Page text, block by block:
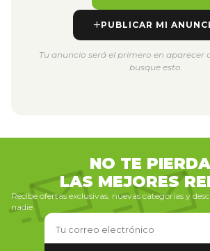
PUBLICAR MI
Tu anuncio será el primero en aparecer
busque esto.
NO TE
LAS MEJORES
Recibe ofertas exclusivas, nuevas categorías y
nadie.